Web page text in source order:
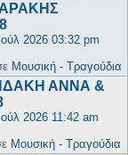
2026 03:32 pm
Μουσική - Τραγούδια
ΑΝΝΑ &
2026 11:42 am
Μουσική - Τραγούδια